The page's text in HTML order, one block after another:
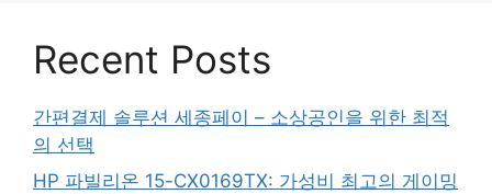
Recent Posts
간편결제 솔루션 세종페이 – 소상공인을 위한 최적
의 선택
HP 파빌리온 15-CX0169TX: 가성비 최고의 게이밍